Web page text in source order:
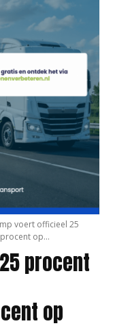
voert officieel 25
op...
procent
op